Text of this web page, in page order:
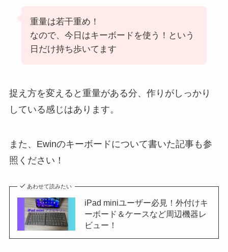
重量は若干重め！
なので、今日はキーボードを使う！という
日だけ持ち歩いてます
捉え方を変えると重量がある分、作りがしっかり
している感じはあります。
また、Ewinのキーボードについて書いた記事も参
照ください！
あわせて読みたい
iPad miniユーザー必見！外付けキ
ーボード＆ケースなど周辺機器レ
ビュー！